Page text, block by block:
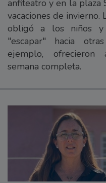
anfiteatro y en la plaza
vacaciones de invierno.
obligó a los niños
"escapar" hacia
ejemplo, ofrecieron
semana completa.